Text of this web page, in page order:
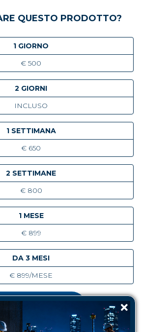
QUESTO PRODOTTO?
1 GIORNO
€ 500
2 GIORNI
INCLUSO
1 SETTIMANA
€ 650
2 SETTIMANE
€ 800
1 MESE
€ 899
DA 3 MESI
€ 899/MESE
DI RICHIESTA